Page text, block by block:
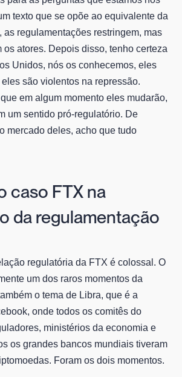
texto que se opõe ao equivalente da
as regulamentações restringem, mas
os atores. Depois disso, tenho certeza
Unidos, nós os conhecemos, eles
são violentos na repressão.
em algum momento eles mudarão,
um sentido pró-regulatório. De
mercado deles, acho que tudo
caso FTX na
da regulamentação
regulatória da FTX é colossal. O
um dos raros momentos da
o tema de Libra, que é a
onde todos os comitês do
ministérios da economia e
os grandes bancos mundiais tiveram
Foram os dois momentos.